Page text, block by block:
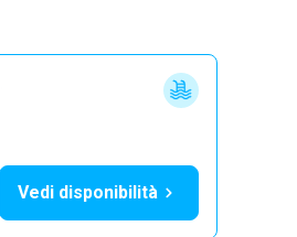
Vedi disponibilità